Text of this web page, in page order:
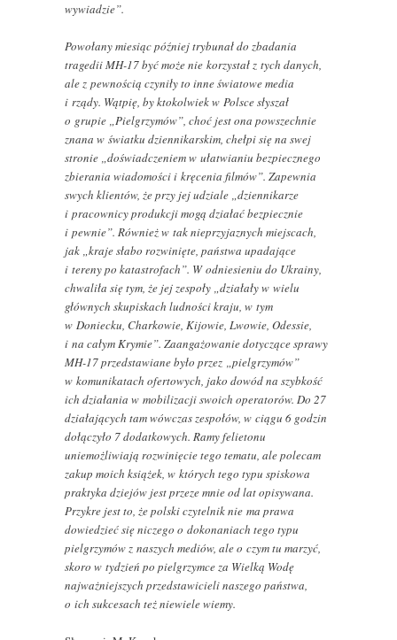
wywiadzie”.
Powołany miesiąc później trybunał do zbadania
tragedii MH-17 być może nie korzystał z tych danych,
ale z pewnością czyniły to inne światowe media
i rządy. Wątpię, by ktokolwiek w Polsce słyszał
o grupie „Pielgrzymów”, choć jest ona powszechnie
znana w światku dziennikarskim, chełpi się na swej
stronie „doświadczeniem w ułatwianiu bezpiecznego
zbierania wiadomości i kręcenia filmów”. Zapewnia
swych klientów, że przy jej udziale „dziennikarze
i pracownicy produkcji mogą działać bezpiecznie
i pewnie”. Również w tak nieprzyjaznych miejscach,
jak „kraje słabo rozwinięte, państwa upadające
i tereny po katastrofach”. W odniesieniu do Ukrainy,
chwaliła się tym, że jej zespoły „działały w wielu
głównych skupiskach ludności kraju, w tym
w Doniecku, Charkowie, Kijowie, Lwowie, Odessie,
i na całym Krymie”. Zaangażowanie dotyczące sprawy
MH-17 przedstawiane było przez „pielgrzymów”
w komunikatach ofertowych, jako dowód na szybkość
ich działania w mobilizacji swoich operatorów. Do 27
działających tam wówczas zespołów, w ciągu 6 godzin
dołączyło 7 dodatkowych. Ramy felietonu
uniemożliwiają rozwinięcie tego tematu, ale polecam
zakup moich książek, w których tego typu spiskowa
praktyka dziejów jest przeze mnie od lat opisywana.
Przykre jest to, że polski czytelnik nie ma prawa
dowiedzieć się niczego o dokonaniach tego typu
pielgrzymów z naszych mediów, ale o czym tu marzyć,
skoro w tydzień po pielgrzymce za Wielką Wodę
najważniejszych przedstawicieli naszego państwa,
o ich sukcesach też niewiele wiemy.